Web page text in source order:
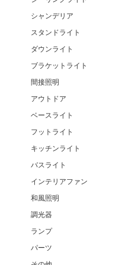
シャンデリア
スタンドライト
ダウンライト
ブラケットライト
間接照明
アウトドア
ベースライト
フットライト
キッチンライト
バスライト
インテリアファン
和風照明
調光器
ランプ
パーツ